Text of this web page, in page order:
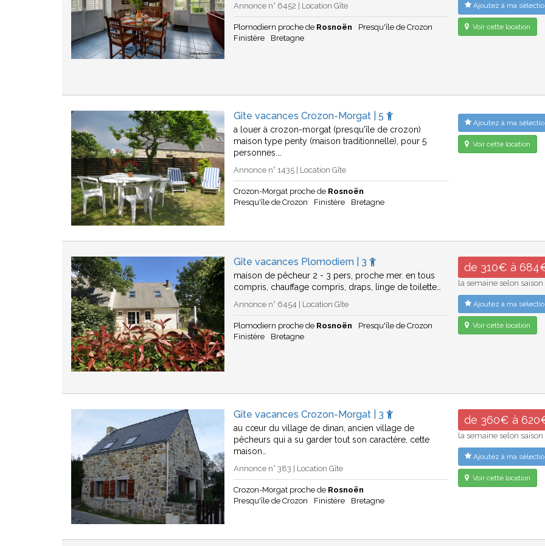
Annonce n° 6452 | Location Gîte
Plomodiern proche de Rosnoën
Presqu'île de Crozon
Finistère
Bretagne
Ajoutez à ma
Voir cette location
Gîte vacances Crozon-Morgat | 5
a louer à crozon-morgat (presqu'île de crozon)
maison type penty (maison traditionnelle), pour 5
personnes.…
Annonce n° 1435 | Location Gîte
Crozon-Morgat proche de Rosnoën
Presqu'île de Crozon
Finistère Bretagne
Ajoutez à ma
Voir cette location
Gîte vacances Plomodiern | 3
maison de pêcheur 2 - 3 pers, proche mer. en tous
compris, chauffage compris, draps, linge de toilette…
Annonce n° 6454 | Location Gîte
Plomodiern proche de Rosnoën
Presqu'île de Crozon
Finistère
Bretagne
de 310€ à
la semaine selon saison
Ajoutez à ma
Voir cette location
Gîte vacances Crozon-Morgat | 3
au cœur du village de dinan, ancien village de
pêcheurs qui a su garder tout son caractère, cette
maison…
Annonce n° 383 | Location Gîte
Crozon-Morgat proche de Rosnoën
Presqu'île de Crozon
Finistère Bretagne
de 360€ à
la semaine selon saison
Ajoutez à ma
Voir cette location